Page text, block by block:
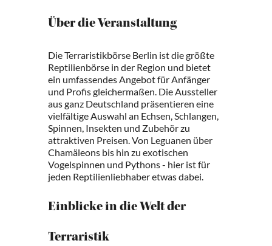
Über die Veranstaltung
Die Terraristikbörse Berlin ist die größte
Reptilienbörse in der Region und bietet
ein umfassendes Angebot für Anfänger
und Profis gleichermaßen. Die Aussteller
aus ganz Deutschland präsentieren eine
vielfältige Auswahl an Echsen, Schlangen,
Spinnen, Insekten und Zubehör zu
attraktiven Preisen. Von Leguanen über
Chamäleons bis hin zu exotischen
Vogelspinnen und Pythons - hier ist für
jeden Reptilienliebhaber etwas dabei.
Einblicke in die Welt der
Terraristik